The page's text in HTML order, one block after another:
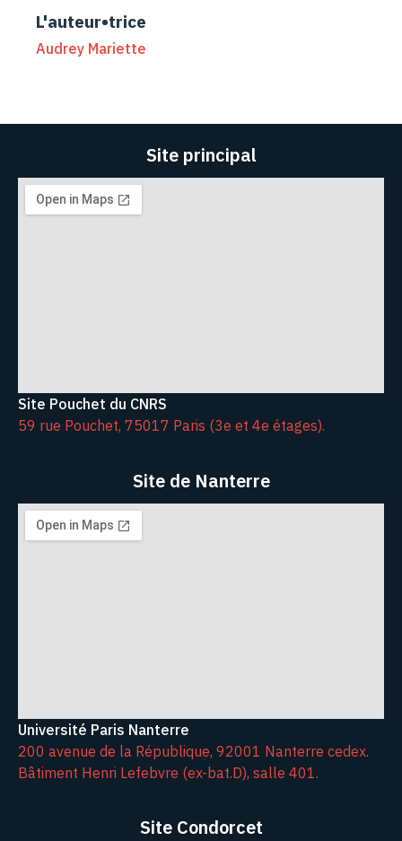
L'auteur•trice
Audrey Mariette
Site principal
Site Pouchet du CNRS
59 rue Pouchet, 75017 Paris (3e et 4e étages).
Site de Nanterre
Université Paris Nanterre
200 avenue de la République, 92001 Nanterre cedex.
Bâtiment Henri Lefebvre (ex-bat.D), salle 401.
Site Condorcet